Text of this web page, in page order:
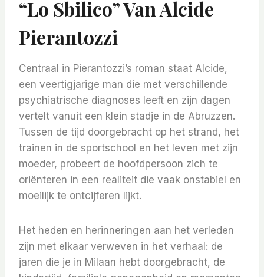
“Lo Sbilico” Van Alcide
Pierantozzi
Centraal in Pierantozzi’s roman staat Alcide,
een veertigjarige man die met verschillende
psychiatrische diagnoses leeft en zijn dagen
vertelt vanuit een klein stadje in de Abruzzen.
Tussen de tijd doorgebracht op het strand, het
trainen in de sportschool en het leven met zijn
moeder, probeert de hoofdpersoon zich te
oriënteren in een realiteit die vaak onstabiel en
moeilijk te ontcijferen lijkt.
Het heden en herinneringen aan het verleden
zijn met elkaar verweven in het verhaal: de
jaren die je in Milaan hebt doorgebracht, de